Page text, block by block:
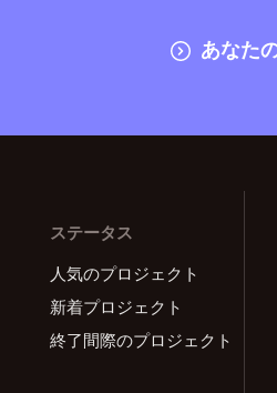
あなた
ステータス
人気のプロジェクト
新着プロジェクト
終了間際のプロジェクト